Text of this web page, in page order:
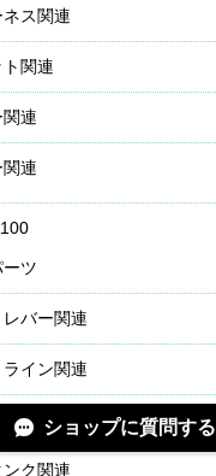
ス関連
関連
連
連
ツ
バー関連
イン関連
関連
ク関連
ショップに質問する